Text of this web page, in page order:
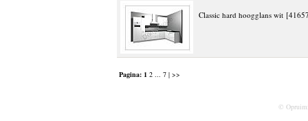
Classic hard hoogglans wit
Pagina: 1 2 ... 7 | >>
©